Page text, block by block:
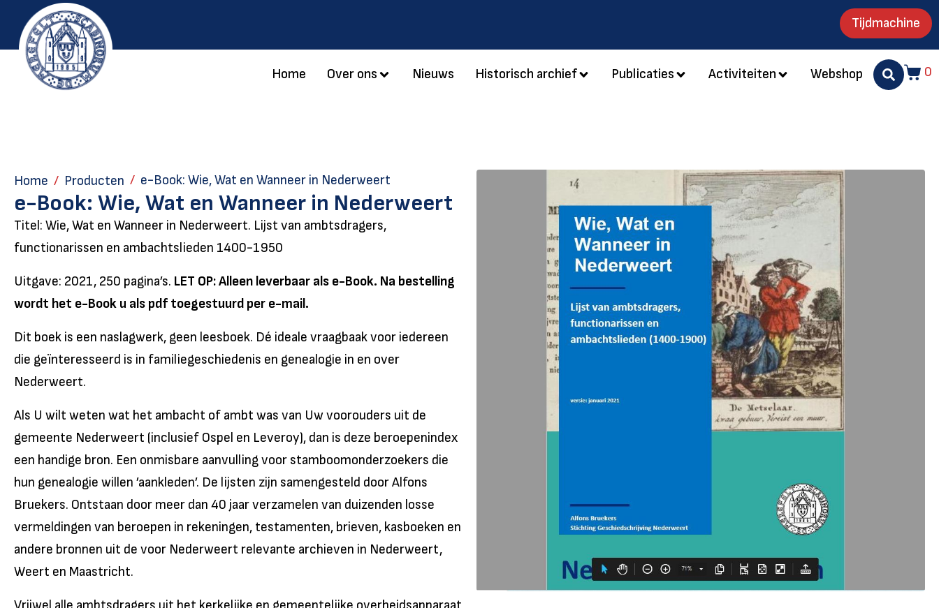
Tijdmachine
Home Over ons Nieuws Historisch archief Publicaties Activiteiten Webshop 0
Home Producten e-Book: Wie, Wat en Wanneer in Nederweert
e-Book: Wie, Wat en Wanneer in Nederweert
Titel: Wie, Wat en Wanneer in Nederweert. Lijst van ambtsdragers,
functionarissen en ambachtslieden 1400-1950
Uitgave: 2021, 250 pagina’s. LET OP: Alleen leverbaar als e-Book. Na bestelling
wordt het e-Book u als pdf toegestuurd per e-mail.
Dit boek is een naslagwerk, geen leesboek. Dé ideale vraagbaak voor iedereen
die geïnteresseerd is in familiegeschiedenis en genealogie in en over
Nederweert.
Als U wilt weten wat het ambacht of ambt was van Uw voorouders uit de
gemeente Nederweert (inclusief Ospel en Leveroy), dan is deze beroepenindex
een handige bron. Een onmisbare aanvulling voor stamboomonderzoekers die
hun genealogie willen ’aankleden’. De lijsten zijn samengesteld door Alfons
Bruekers. Ontstaan door meer dan 40 jaar verzamelen van duizenden losse
vermeldingen van beroepen in rekeningen, testamenten, brieven, kasboeken en
andere bronnen uit de voor Nederweert relevante archieven in Nederweert,
Weert en Maastricht.